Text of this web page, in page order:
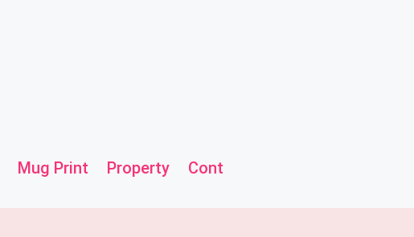
Mug Print Property Contact us